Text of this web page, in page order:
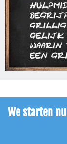
We starten